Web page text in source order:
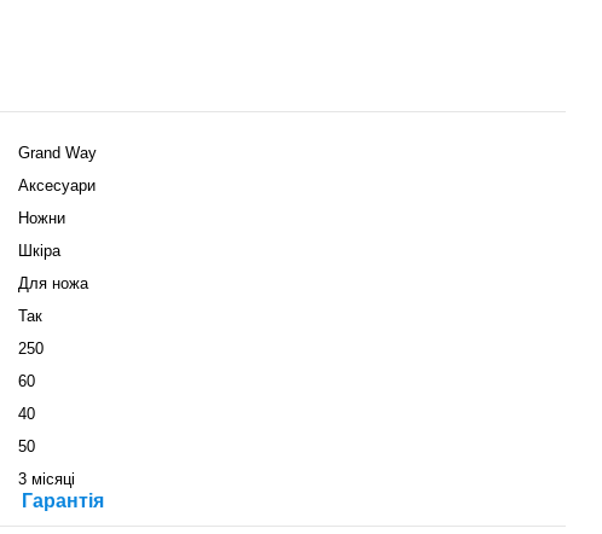
Grand Way
Аксесуари
Ножни
Шкіра
Для ножа
Так
250
60
40
50
3 місяці
Гарантія